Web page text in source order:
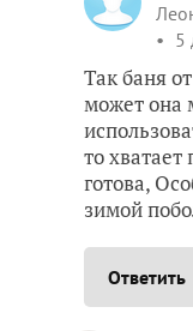
5
Так баня
может она
то
готова,
зимой
Ответить